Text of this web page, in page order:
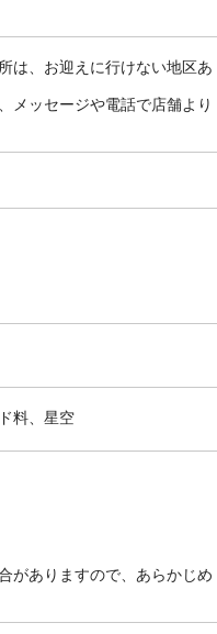
は、お迎えに行けない地区あ
メッセージや電話で店舗より
料、星空
がありますので、あらかじめ